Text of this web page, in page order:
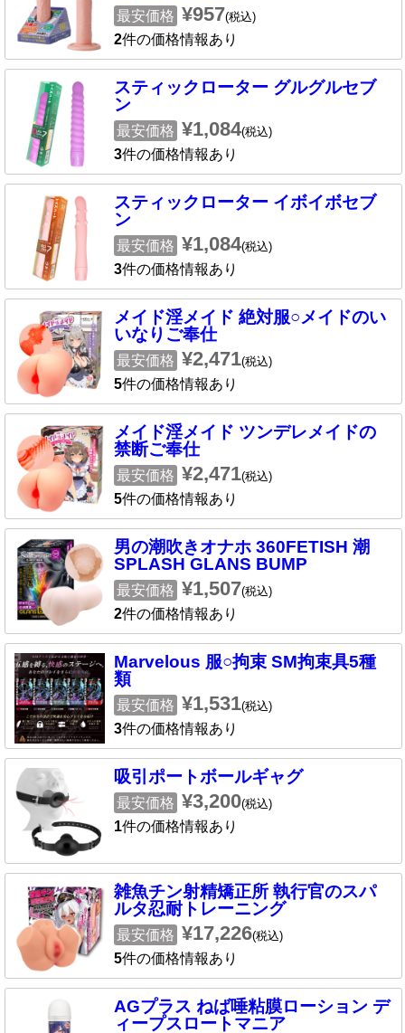
最安価格 ¥957(税込)
2件の価格情報あり
スティックローター グルグルセブ
ン
最安価格 ¥1,084(税込)
3件の価格情報あり
スティックローター イボイボセブ
ン
最安価格 ¥1,084(税込)
3件の価格情報あり
メイド淫メイド 絶対服○メイドのい
いなりご奉仕
最安価格 ¥2,471(税込)
5件の価格情報あり
メイド淫メイド ツンデレメイドの
禁断ご奉仕
最安価格 ¥2,471(税込)
5件の価格情報あり
男の潮吹きオナホ 360FETISH 潮
SPLASH GLANS BUMP
最安価格 ¥1,507(税込)
2件の価格情報あり
Marvelous 服○拘束 SM拘束具5種
類
最安価格 ¥1,531(税込)
3件の価格情報あり
吸引ポートボールギャグ
最安価格 ¥3,200(税込)
1件の価格情報あり
雑魚チン射精矯正所 執行官のスパ
ルタ忍耐トレーニング
最安価格 ¥17,226(税込)
5件の価格情報あり
AGプラス ねば唾粘膜ローション デ
ィープスロートマニア